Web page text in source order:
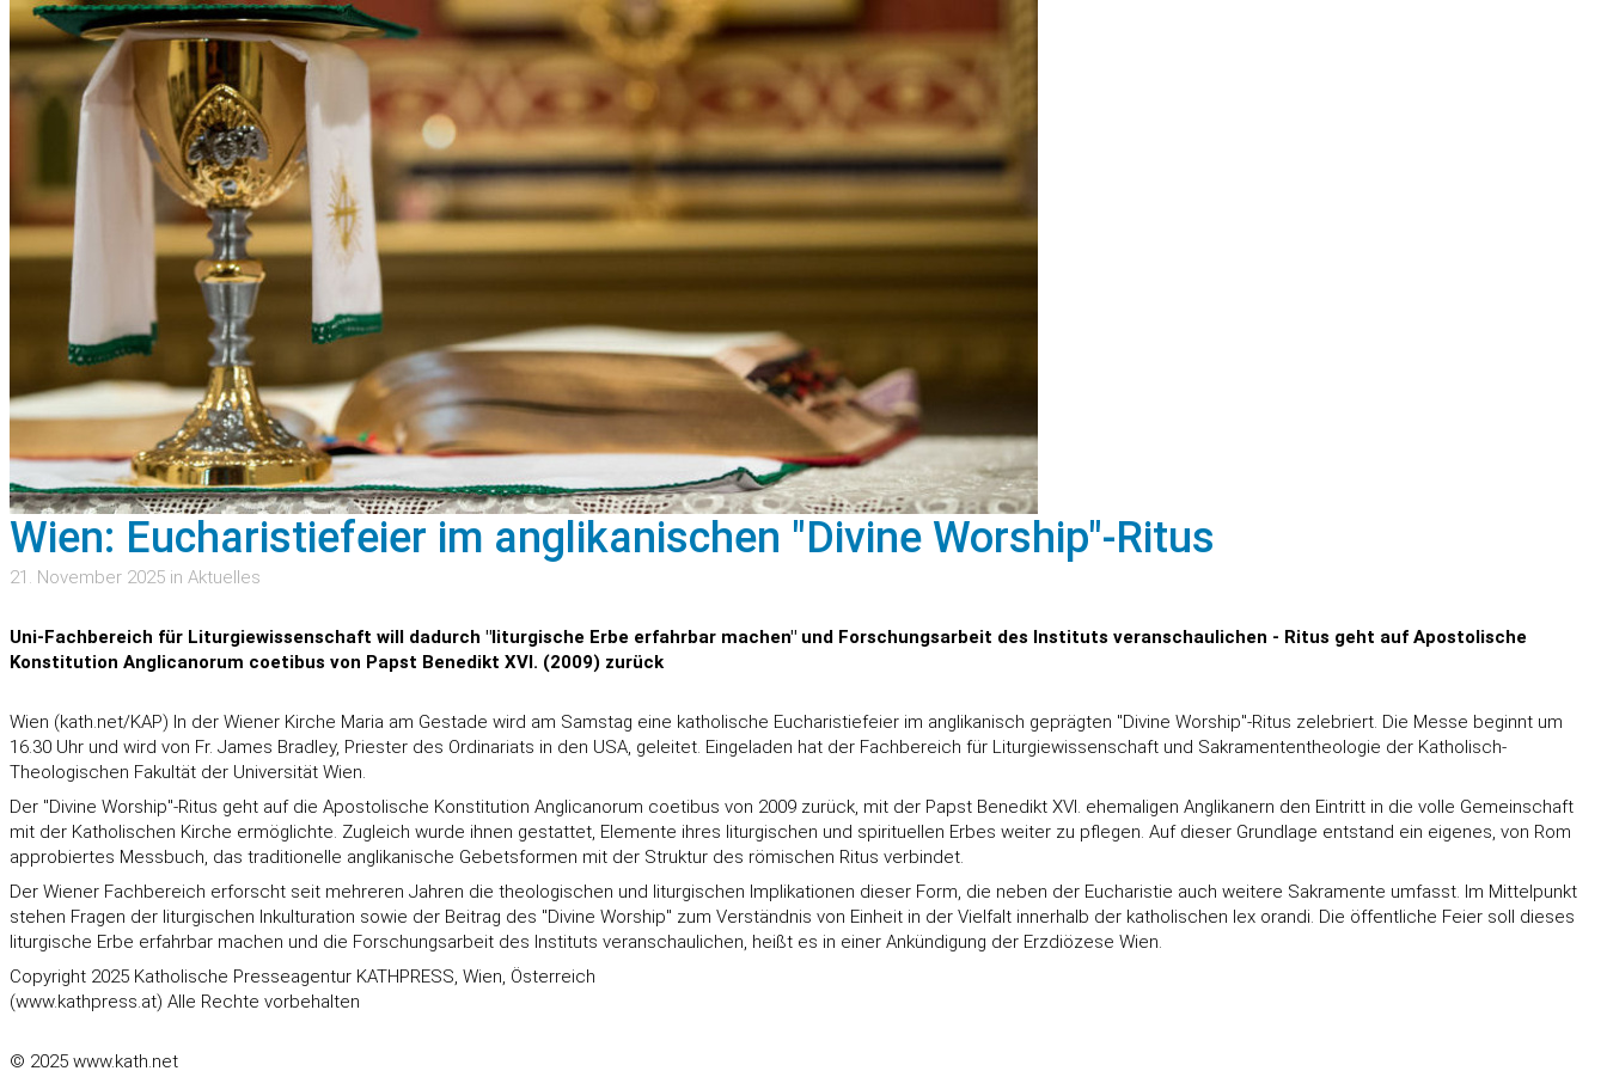
Wien: Eucharistiefeier im anglikanischen "Divine Worship"-Ritus
21. November 2025 in Aktuelles
Uni-Fachbereich für Liturgiewissenschaft will dadurch "liturgische Erbe erfahrbar machen" und Forschungsarbeit des Instituts veranschaulichen - Ritus geht auf Apostolische
Konstitution Anglicanorum coetibus von Papst Benedikt XVI. (2009) zurück
Wien (kath.net/KAP) In der Wiener Kirche Maria am Gestade wird am Samstag eine katholische Eucharistiefeier im anglikanisch geprägten "Divine Worship"-Ritus zelebriert. Die Messe beginnt um
16.30 Uhr und wird von Fr. James Bradley, Priester des Ordinariats in den USA, geleitet. Eingeladen hat der Fachbereich für Liturgiewissenschaft und Sakramententheologie der Katholisch-
Theologischen Fakultät der Universität Wien.
Der "Divine Worship"-Ritus geht auf die Apostolische Konstitution Anglicanorum coetibus von 2009 zurück, mit der Papst Benedikt XVI. ehemaligen Anglikanern den Eintritt in die volle Gemeinschaft
mit der Katholischen Kirche ermöglichte. Zugleich wurde ihnen gestattet, Elemente ihres liturgischen und spirituellen Erbes weiter zu pflegen. Auf dieser Grundlage entstand ein eigenes, von Rom
approbiertes Messbuch, das traditionelle anglikanische Gebetsformen mit der Struktur des römischen Ritus verbindet.
Der Wiener Fachbereich erforscht seit mehreren Jahren die theologischen und liturgischen Implikationen dieser Form, die neben der Eucharistie auch weitere Sakramente umfasst. Im Mittelpunkt
stehen Fragen der liturgischen Inkulturation sowie der Beitrag des "Divine Worship" zum Verständnis von Einheit in der Vielfalt innerhalb der katholischen lex orandi. Die öffentliche Feier soll dieses
liturgische Erbe erfahrbar machen und die Forschungsarbeit des Instituts veranschaulichen, heißt es in einer Ankündigung der Erzdiözese Wien.
Copyright 2025 Katholische Presseagentur KATHPRESS, Wien, Österreich
(www.kathpress.at) Alle Rechte vorbehalten
© 2025 www.kath.net